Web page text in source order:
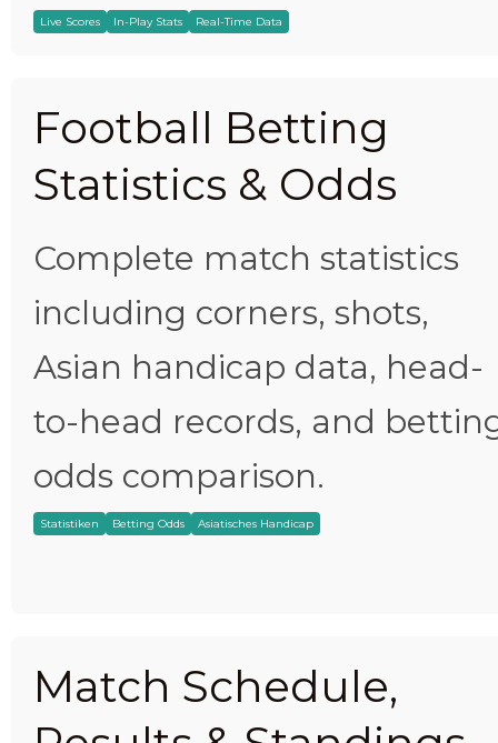
Live Scores In-Play Stats Real-Time Data
Football Betting
Statistics & Odds
Complete match statistics
including corners, shots,
Asian handicap data, head-
to-head records, and
odds comparison.
Statistiken Betting Odds Asiatisches Handicap
Match Schedule,